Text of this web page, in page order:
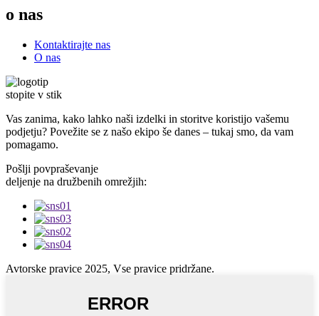
o nas
Kontaktirajte nas
O nas
stopite v stik
Vas zanima, kako lahko naši izdelki in storitve koristijo vašemu
podjetju? Povežite se z našo ekipo še danes – tukaj smo, da vam
pomagamo.
Pošlji povpraševanje
deljenje na družbenih omrežjih:
Avtorske pravice 2025, Vse pravice pridržane.